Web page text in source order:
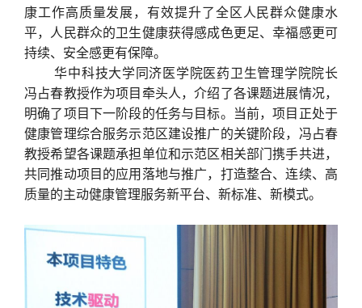
康工作高质量发展，有效提升了全区人民群众健康水
平，人民群众的卫生健康获得感成色更足、幸福感更可
持续、安全感更有保障。
华中科技大学同济医学院医药卫生管理学院院长
冯占春教授作为项目牵头人，介绍了各课题进展情况，
明确了项目下一阶段的任务与目标。当前，项目正处于
健康管理综合服务示范区建设推广的关键阶段，冯占春
教授希望各课题承担单位和示范区相关部门携手共进，
共同推动项目的应用落地与推广，打造整合、连续、高
质量的主动健康管理服务新平台、新标准、新模式。